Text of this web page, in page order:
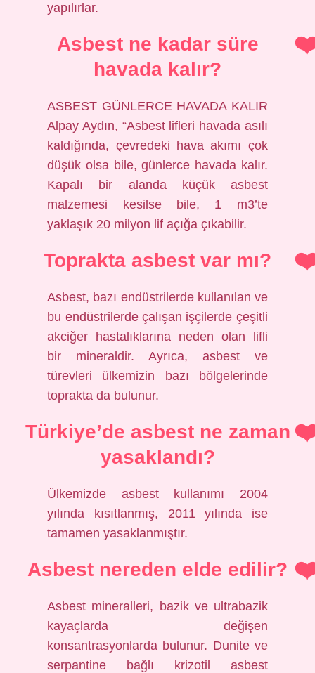
yapılırlar.
Asbest ne kadar süre
havada kalır?
ASBEST GÜNLERCE HAVADA KALIR
Alpay Aydın, “Asbest lifleri havada asılı
kaldığında, çevredeki hava akımı çok
düşük olsa bile, günlerce havada kalır.
Kapalı bir alanda küçük asbest
malzemesi kesilse bile, 1 m3’te
yaklaşık 20 milyon lif açığa çıkabilir.
Toprakta asbest var mı?
Asbest, bazı endüstrilerde kullanılan ve
bu endüstrilerde çalışan işçilerde çeşitli
akciğer hastalıklarına neden olan lifli
bir mineraldir. Ayrıca, asbest ve
türevleri ülkemizin bazı bölgelerinde
toprakta da bulunur.
Türkiye’de asbest ne zaman
yasaklandı?
Ülkemizde asbest kullanımı 2004
yılında kısıtlanmış, 2011 yılında ise
tamamen yasaklanmıştır.
Asbest nereden elde edilir?
Asbest mineralleri, bazik ve ultrabazik
kayaçlarda değişen
konsantrasyonlarda bulunur. Dunite ve
serpantine bağlı krizotil asbest